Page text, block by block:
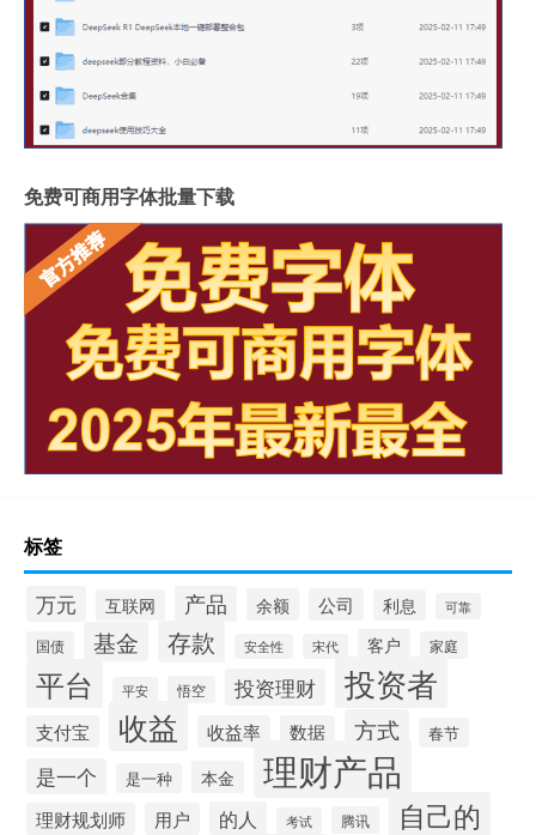
免费可商用字体批量下载
标签
万元 互联网 产品 余额 公司 利息 可靠
国债 基金 存款 安全性 宋代 客户 家庭
平台 平安 悟空 投资理财 投资者
支付宝 收益 收益率 数据 方式 春节
是一个 是一种 本金 理财产品
理财规划师 用户 的人 考试 腾讯 自己的